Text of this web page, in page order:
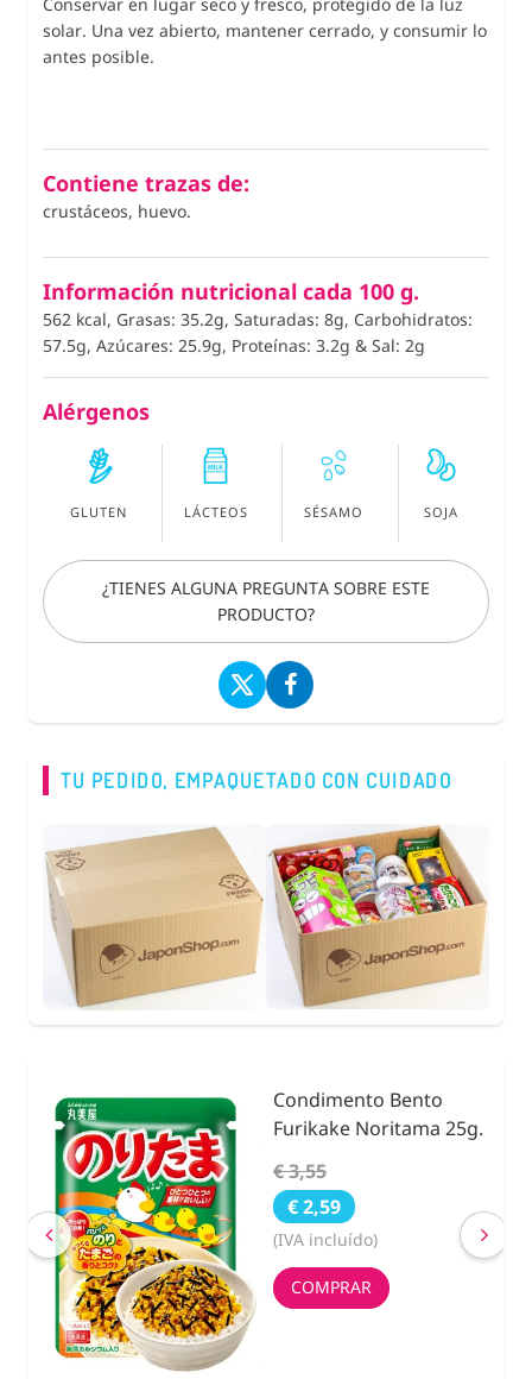
solar. Una vez abierto, mantener cerrado, y consumir lo
antes posible.
Contiene trazas de:
crustáceos, huevo.
Información nutricional cada 100 g.
562 kcal, Grasas: 35.2g, Saturadas: 8g, Carbohidratos:
57.5g, Azúcares: 25.9g, Proteínas: 3.2g & Sal: 2g
Alérgenos
GLUTEN LÁCTEOS SÉSAMO SOJA
¿TIENES ALGUNA PREGUNTA SOBRE ESTE
PRODUCTO?
TU PEDIDO, EMPAQUETADO CON CUIDADO
Condimento Bento
Furikake Noritama 25g.
€ 3,55
€ 2,59
(IVA incluído)
COMPRAR